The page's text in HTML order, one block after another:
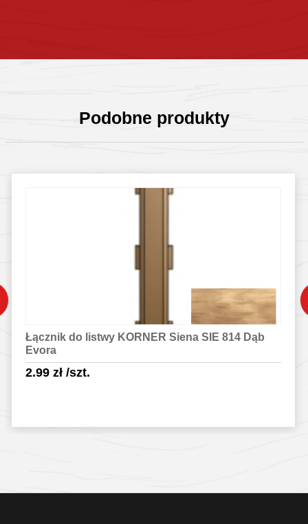
Podobne produkty
Łącznik do listwy KORNER Siena SIE 814 Dąb
Evora
2.99 zł/szt.